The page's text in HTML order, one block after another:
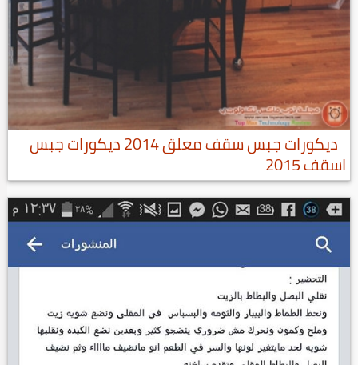
ديكورات جبس سقف معلق 2014 ديكورات جبس
اسقف 2015